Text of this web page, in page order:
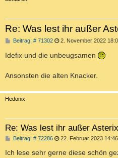
Re: Was lest ihr außer
Beitrag: # 71302B
i
t
g
2. November 2022
Idefix und die unbeugsamen
Ansonsten die alten Knacker.
Hedonix
Re: Was lest ihr außer
Beitrag: # 72286B
i
22. Februar 2023 14:46
Ich lese sehr gerne diese schön